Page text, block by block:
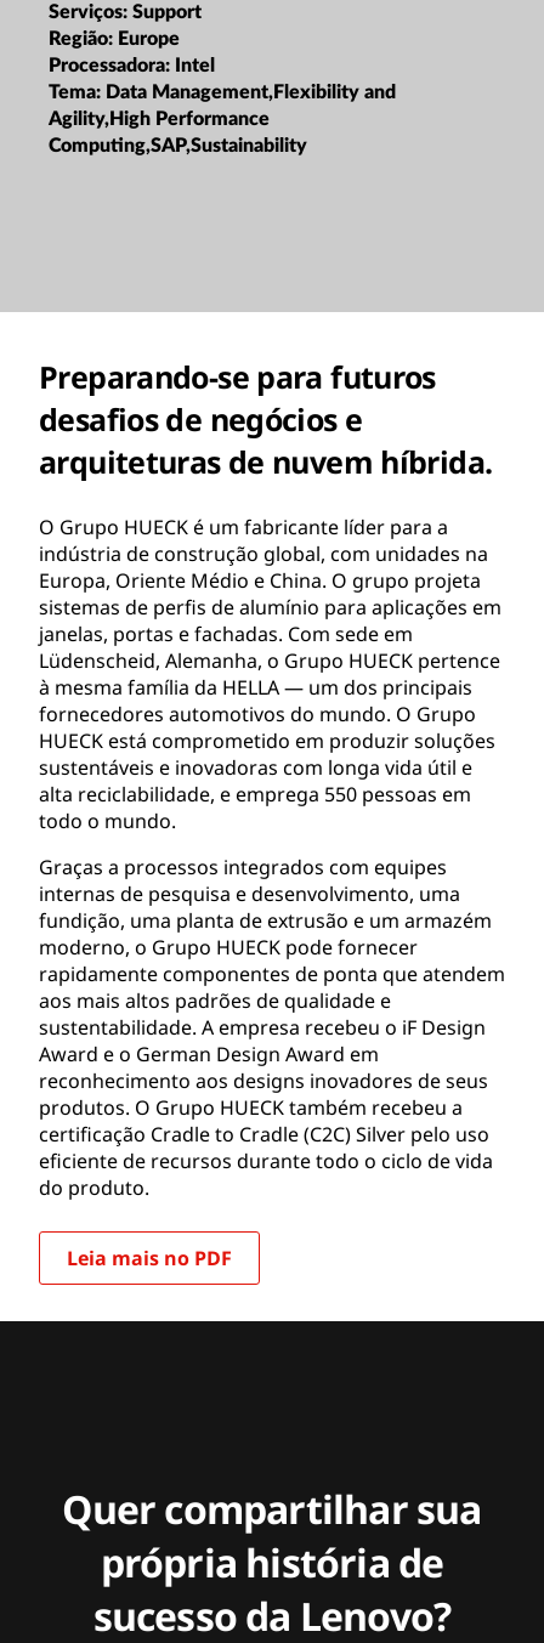
Serviços: Support
Região: Europe
Processadora: Intel
Tema: Data Management,Flexibility and
Agility,High Performance
Computing,SAP,Sustainability
Preparando-se para futuros
desafios de negócios e
arquiteturas de nuvem híbrida.
O Grupo HUECK é um fabricante líder para a
indústria de construção global, com unidades na
Europa, Oriente Médio e China. O grupo projeta
sistemas de perfis de alumínio para aplicações em
janelas, portas e fachadas. Com sede em
Lüdenscheid, Alemanha, o Grupo HUECK pertence
à mesma família da HELLA — um dos principais
fornecedores automotivos do mundo. O Grupo
HUECK está comprometido em produzir soluções
sustentáveis e inovadoras com longa vida útil e
alta reciclabilidade, e emprega 550 pessoas em
todo o mundo.
Graças a processos integrados com equipes
internas de pesquisa e desenvolvimento, uma
fundição, uma planta de extrusão e um armazém
moderno, o Grupo HUECK pode fornecer
rapidamente componentes de ponta que atendem
aos mais altos padrões de qualidade e
sustentabilidade. A empresa recebeu o iF Design
Award e o German Design Award em
reconhecimento aos designs inovadores de seus
produtos. O Grupo HUECK também recebeu a
certificação Cradle to Cradle (C2C) Silver pelo uso
eficiente de recursos durante todo o ciclo de vida
do produto.
Leia mais no PDF
Quer compartilhar sua
própria história de
sucesso da Lenovo?